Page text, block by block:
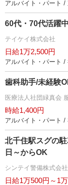
アルバイト・パート /
60代・70代活躍
テイケイ株式会社
日給1万2,500円
アルバイト・パート /
歯科助手/未経験
医療法人社団緑真会
時給1,400円
アルバイト・パート /
北千住駅スグの
日～からOK
シンテイ警備株式会社
日給1万500円～1